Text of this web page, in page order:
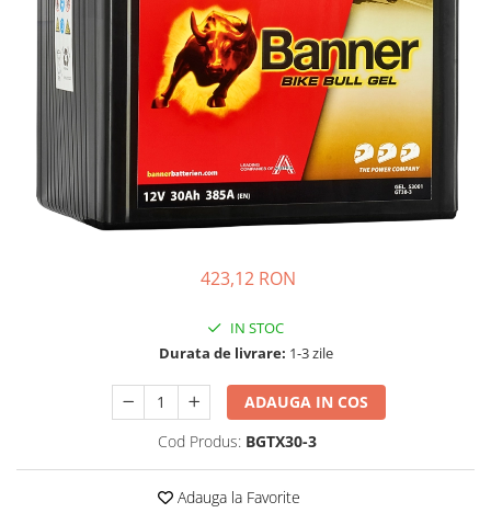
Sisteme prindere panouri
fotovoltaice
Accesorii
Invertoare
Invertoare Hibrid
Invertoare On-grid
Invertoare Off-grid
Controlere solare
Sisteme de stocare energie
Pachete complete stocare energie
Sisteme de Stocare Comerciale
Sisteme fotovoltaice complete
423,12 RON
IN STOC
Durata de livrare: 1-3 zile
ADAUGA IN COS
Cod Produs: BGTX30-3
Adauga la Favorite